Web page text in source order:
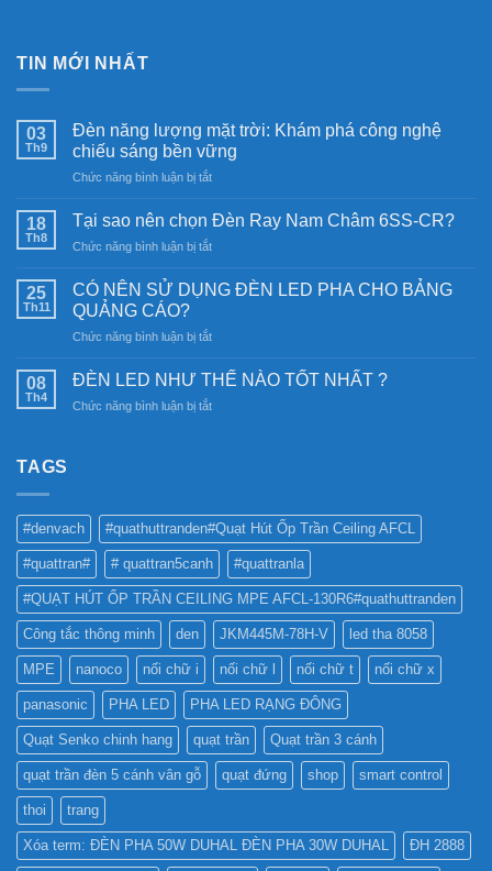
TIN MỚI NHẤT
03
Th9
Đèn năng lượng mặt trời: Khám phá công nghệ
chiếu sáng bền vững
Chức năng bình luận bị tắtở
năng
mặt
Khám
nghệ
sáng
bền
18
Th8
Tại sao nên chọn Đèn Ray Nam Châm 6SS-CR?
Chức năng bình luận bị tắtở
sao
Đèn
Nam
6SS-
25
Th11
CÓ NÊN SỬ DỤNG ĐÈN LED PHA CHO BẢNG
QUẢNG CÁO?
Chức năng bình luận bị tắtở
NÊN
DỤNG
QUẢNG
CÁO?
08
Th4
ĐÈN LED NHƯ THẾ NÀO TỐT NHẤT ?
Chức năng bình luận bị tắtở
TỐT
NHẤT
?
TAGS
#denvach #quathuttranden#Quạt Hút Ốp Trần Ceiling AFCL
#quattran# # quattran5canh #quattranla
#QUẠT HÚT ỐP TRẦN CEILING MPE AFCL-130R6#quathuttranden
Công tắc thông minh den JKM445M-78H-V led tha 8058
MPE nanoco nối chữ i nối chữ l nối chữ t nối chữ x
panasonic PHA LED PHA LED RẠNG ĐÔNG
Quạt Senko chinh hang quạt trần Quạt trần 3 cánh
quạt trần đèn 5 cánh vân gỗ quạt đứng shop smart control
thoi trang
Xóa term: ĐÈN PHA 50W DUHAL ĐÈN PHA 30W DUHAL ĐH 2888